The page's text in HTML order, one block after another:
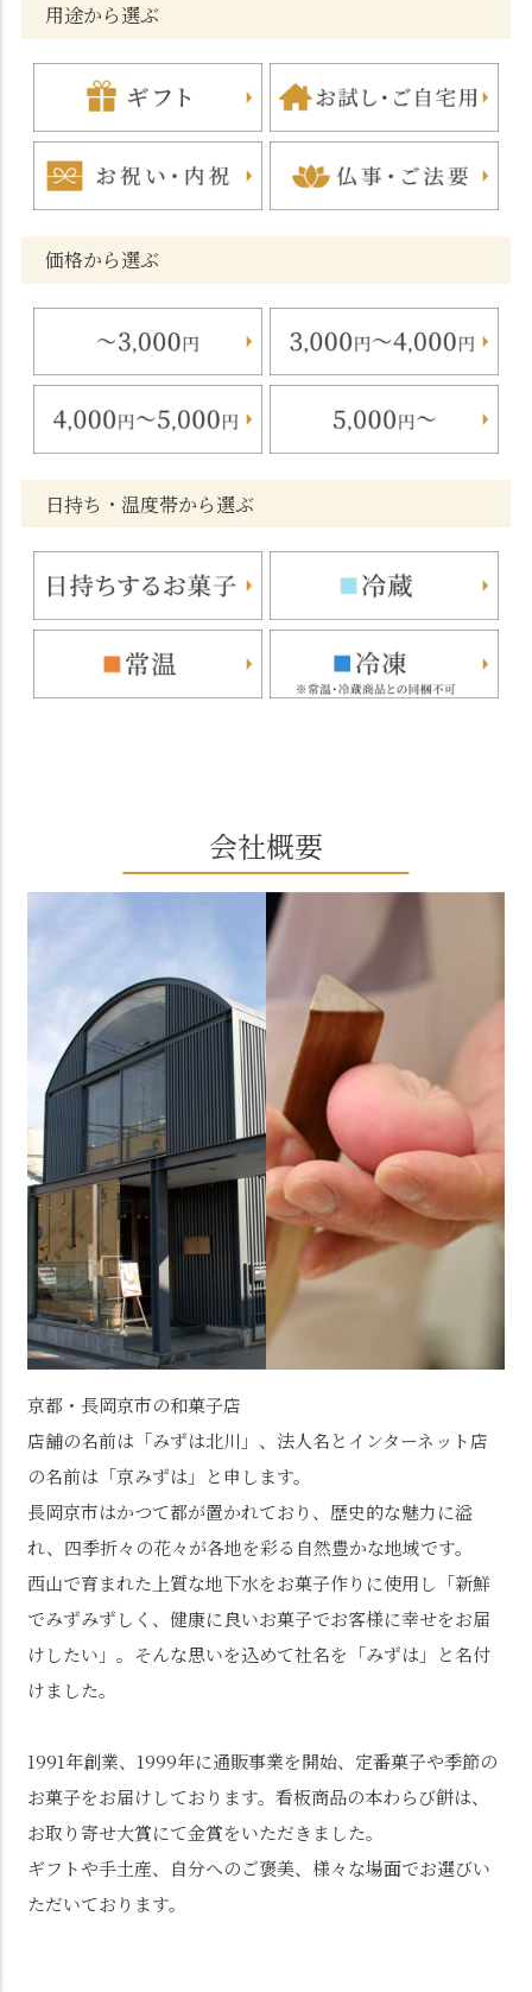
用途から選ぶ
価格から選ぶ
日持ち・温度帯から選ぶ
会社概要
京都・長岡京市の和菓子店
店舗の名前は「みずは北川」、法人名とインターネット店
の名前は「京みずは」と申します。
長岡京市はかつて都が置かれており、歴史的な魅力に溢
れ、四季折々の花々が各地を彩る自然豊かな地域です。
西山で育まれた上質な地下水をお菓子作りに使用し「新鮮
でみずみずしく、健康に良いお菓子でお客様に幸せをお届
けしたい」。そんな思いを込めて社名を「みずは」と名付
けました。
1991年創業、1999年に通販事業を開始、定番菓子や季節の
お菓子をお届けしております。看板商品の本わらび餅は、
お取り寄せ大賞にて金賞をいただきました。
ギフトや手土産、自分へのご褒美、様々な場面でお選びい
ただいております。